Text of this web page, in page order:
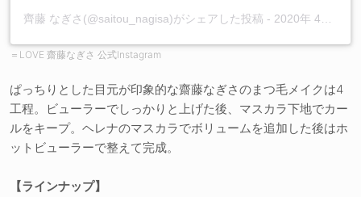
齊藤 なぎさ (@saitou_nagisa)がシェアした投稿 - 2020年 4月月17日午前4時31分PDT
＝LOVE 齋藤なぎさ 公式Instagram
ぱっちりとした目元が印象的な齋藤なぎさのまつ毛メイクは4
工程。ビューラーでしっかりと上げた後、マスカラ下地でカー
ルをキープ。ヘレナのマスカラでボリュームを追加した後はホ
ットビューラーで整えて完成。
【ラインナップ】